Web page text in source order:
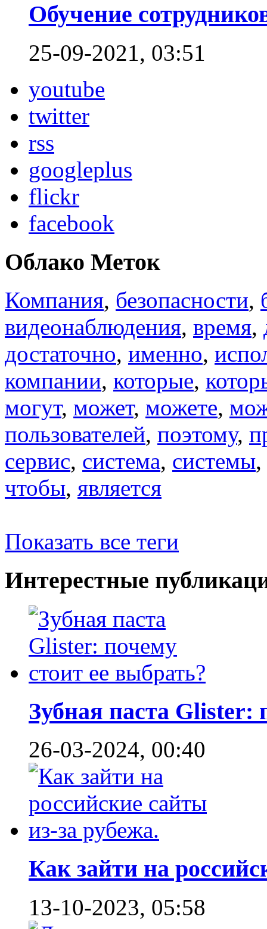
Обучение
25-09-2021, 03:51
youtube
twitter
rss
googleplus
flickr
facebook
Облако Меток
Компания, безопасности,
видеонаблюдения, время,
достаточно, именно,
компании, которые,
могут, может, можете,
пользователей, поэтому,
сервис, система, системы,
чтобы, является
Показать все теги
Интерестные
Зубная паста Glister:
26-03-2024, 00:40
Как зайти на
13-10-2023, 05:58